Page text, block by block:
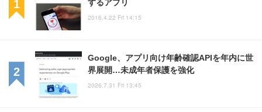
するアプリ
2016.4.22 Fri 14:15
Google、アプリ向け年齢確認APIを年内に世
界展開…未成年者保護を強化
2026.7.31 Fri 13:45